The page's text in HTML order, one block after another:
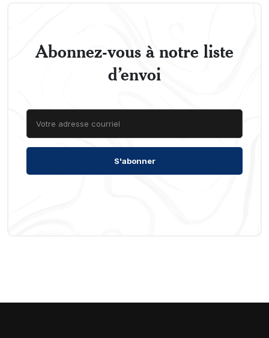
Abonnez-vous à notre liste
d’envoi